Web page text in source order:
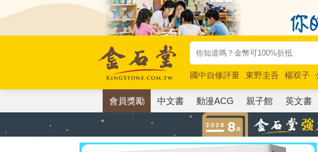
國中自修評量 東野圭吾 楊双子
唯紅花綻放
奧德賽 路邊攤新作
會員獎勵 中文書 動漫ACG 親子館 英文書